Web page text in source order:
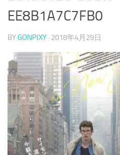
EE8B1A7C7FB0
BYGONPIXY · 2018年4月29日